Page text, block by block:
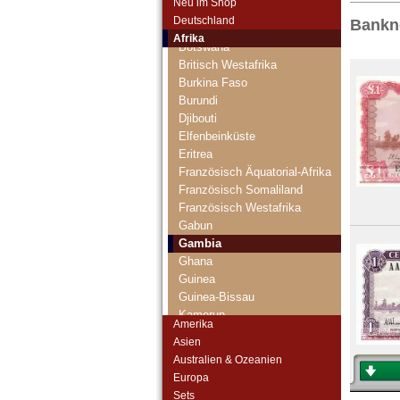
Deutschland
Afrika
Biafra
Botswana
Britisch Westafrika
Burkina Faso
Burundi
Djibouti
Elfenbeinküste
Eritrea
Französisch Äquatorial-Afrika
Französisch Somaliland
Französisch Westafrika
Gabun
Gambia
Ghana
Guinea
Guinea-Bissau
Kamerun
Komoren
Amerika
Asien
Australien & Ozeanien
Europa
Sets